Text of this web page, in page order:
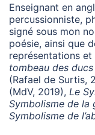
Enseignant en
percussionniste,
signé sous mon
poésie, ainsi que
représentations
tombeau des
(Rafael de Surtis,
(MdV, 2019), Le
Symbolisme de la
Symbolisme de